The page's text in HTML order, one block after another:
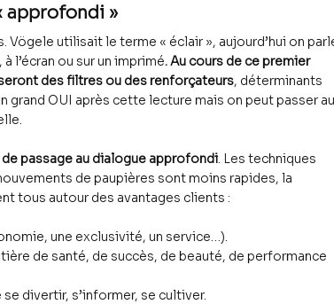
approfondi »
utilisait le terme « éclair », aujourd’hui on
l’écran ou sur un imprimé. Au cours de ce premier
des filtres ou des renforçateurs, déterminants
grand OUI après cette lecture mais on peut passer au
passage au dialogue approfondi. Les techniques
de paupières sont moins rapides, la
tous autour des avantages clients :
une exclusivité, un service…).
de santé, de succès, de beauté, de performance
divertir, s’informer, se cultiver.